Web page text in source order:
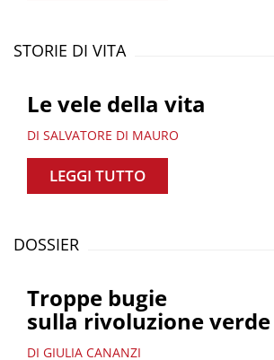
STORIE DI VITA
Le vele della vita
DI SALVATORE DI MAURO
LEGGI TUTTO
DOSSIER
Troppe bugie
sulla rivoluzione verde
DI GIULIA CANANZI